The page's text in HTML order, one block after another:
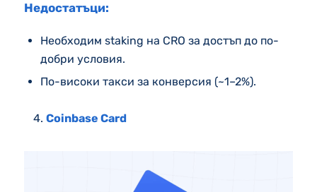
Недостатъци:
Необходим staking на CRO за достъп до по-
добри условия.
По-високи такси за конверсия (~1–2%).
Coinbase Card